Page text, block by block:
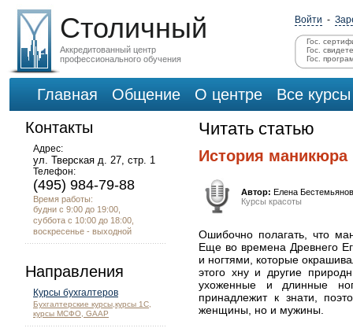
Столичный
Аккредитованный центр
профессионального обучения
Войти -
Гос.
Гос.
Гос.
Главная Общение О центре
Все курсы
Контакты
Адрес:
ул. Тверская д. 27, стр. 1
Телефон:
(495) 984-79-88
Время работы:
будни с 9:00 до 19:00,
суббота с 10:00 до 18:00,
воскресенье - выходной
Направления
Курсы бухгалтеров
Бухгалтерские курсы,курсы 1С,
курсы МСФО, GAAP
Читать статью
История маникюра
Автор: Елена
Курсы красоты
Ошибочно полагать, что
Еще во времена Древнего
и ногтями, которые
этого хну и другие
ухоженные и длинные
принадлежит к знати,
женщины, но и мужины.